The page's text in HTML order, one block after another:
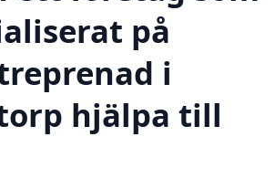
på
i
hjälpa till